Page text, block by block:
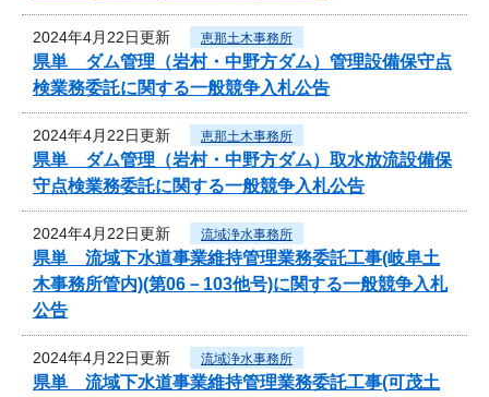
2024年4月22日更新 恵那土木事務所
県単 ダム管理（岩村・中野方ダム）管理設備保守点
検業務委託に関する一般競争入札公告
2024年4月22日更新 恵那土木事務所
県単 ダム管理（岩村・中野方ダム）取水放流設備保
守点検業務委託に関する一般競争入札公告
2024年4月22日更新 流域浄水事務所
県単 流域下水道事業維持管理業務委託工事(岐阜土
木事務所管内)(第06－103他号)に関する一般競争入札
公告
2024年4月22日更新 流域浄水事務所
県単 流域下水道事業維持管理業務委託工事(可茂土